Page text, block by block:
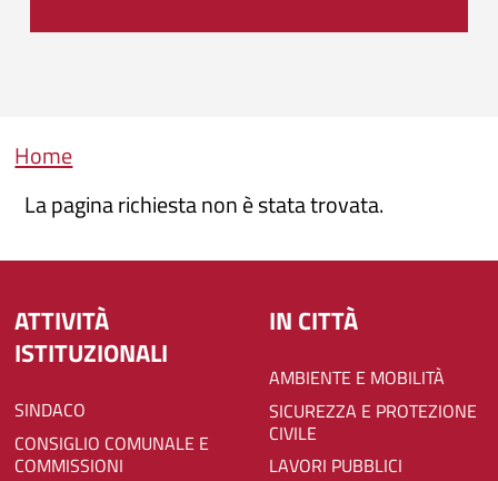
Briciole di pane
Home
La pagina richiesta non è stata trovata.
ATTIVITÀ
ISTITUZIONALI
SINDACO
CONSIGLIO COMUNALE E
COMMISSIONI
IN CITTÀ
AMBIENTE E MOBILITÀ
SICUREZZA E PROTEZIONE
CIVILE
LAVORI PUBBLICI